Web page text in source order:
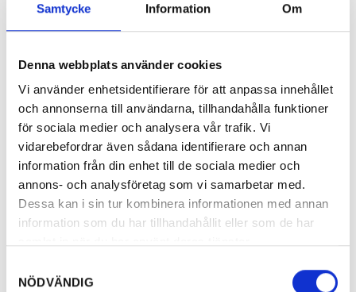
Samtycke Information Om
Denna webbplats använder cookies
Vi använder enhetsidentifierare för att anpassa innehållet
och annonserna till användarna, tillhandahålla funktioner
för sociala medier och analysera vår trafik. Vi
vidarebefordrar även sådana identifierare och annan
information från din enhet till de sociala medier och
annons- och analysföretag som vi samarbetar med.
Dessa kan i sin tur kombinera informationen med annan
information som du har tillhandahållit eller som de har
NÖDVÄNDIG